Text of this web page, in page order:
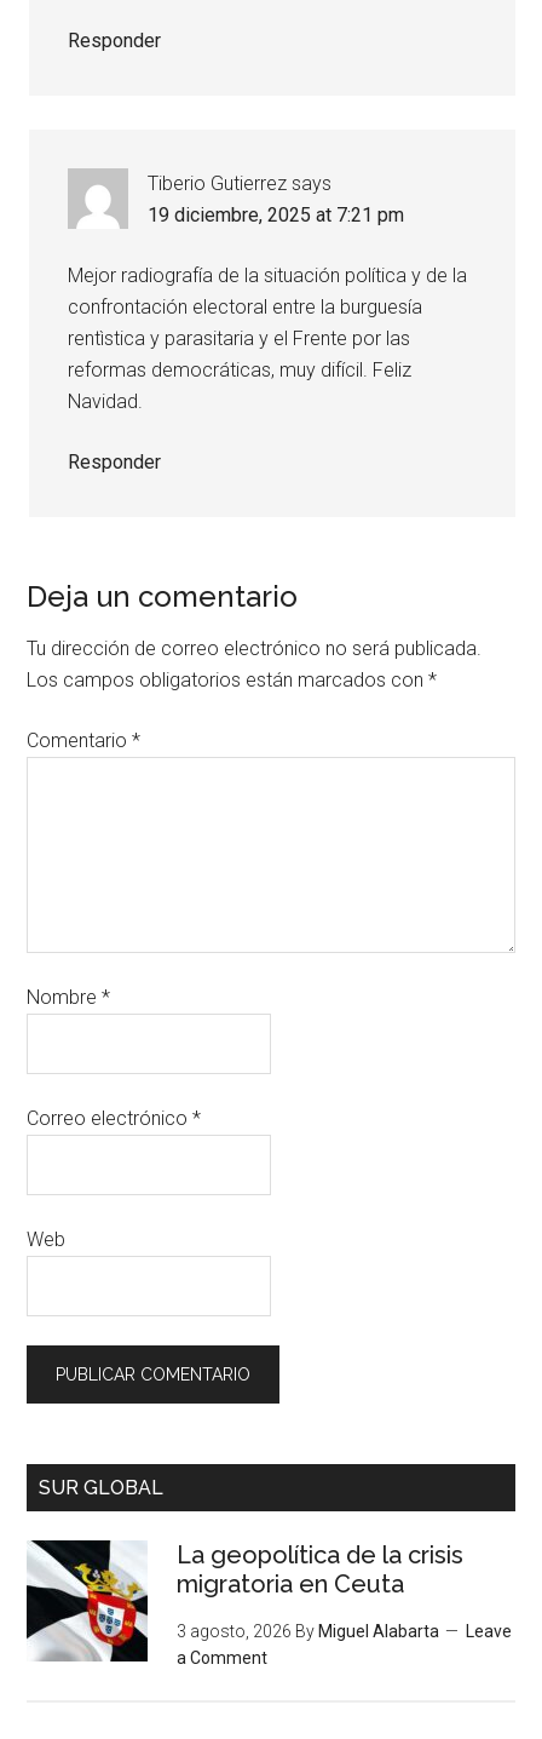
Responder
Tiberio Gutierrez says
19 diciembre, 2025 at 7:21 pm
Mejor radiografía de la situación política y de la
confrontación electoral entre la burguesía
rentìstica y parasitaria y el Frente por las
reformas democráticas, muy difícil. Feliz
Navidad.
Responder
Deja un comentario
Tu dirección de correo electrónico no será publicada.
Los campos obligatorios están marcados con*
Comentario*
Nombre*
Correo electrónico*
Web
SUR GLOBAL
La geopolítica de la crisis
migratoria en Ceuta
3 agosto, 2026 By Miguel Alabarta
Leave
a Comment